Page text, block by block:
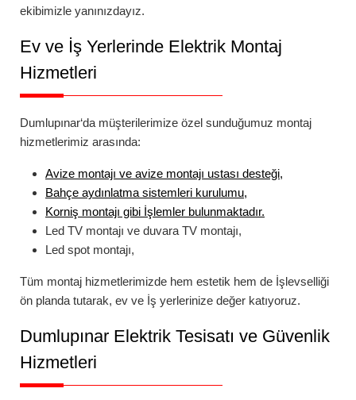
ekibimizle yanınızdayız.
Ev ve İş Yerlerinde Elektrik Montaj
Hizmetleri
Dumlupınar‘da müşterilerimize özel sunduğumuz montaj
hizmetlerimiz arasında:
Avize montajı ve avize montajı ustası desteği,
Bahçe aydınlatma sistemleri kurulumu,
Korniş montajı gibi İşlemler bulunmaktadır.
Led TV montajı ve duvara TV montajı,
Led spot montajı,
Tüm montaj hizmetlerimizde hem estetik hem de İşlevselliği
ön planda tutarak, ev ve İş yerlerinize değer katıyoruz.
Dumlupınar Elektrik Tesisatı ve Güvenlik
Hizmetleri